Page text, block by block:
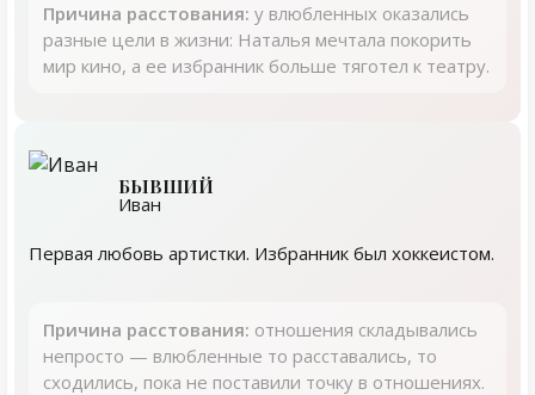
Причина расстования: у влюбленных оказались
разные цели в жизни: Наталья мечтала покорить
мир кино, а ее избранник больше тяготел к театру.
БЫВШИЙ
Иван
Первая любовь артистки. Избранник был хоккеистом.
Причина расстования: отношения складывались
непросто — влюбленные то расставались, то
сходились, пока не поставили точку в отношениях.